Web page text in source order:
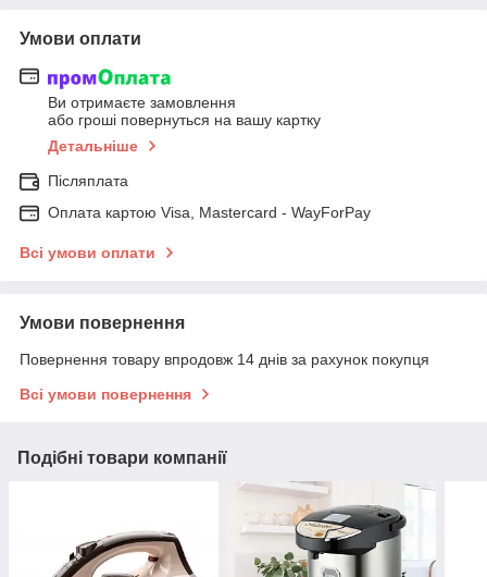
Умови оплати
Ви отримаєте замовлення
або гроші повернуться на вашу картку
Детальніше
Післяплата
Оплата картою Visa, Mastercard - WayForPay
Всі умови оплати
Умови повернення
Повернення товару впродовж 14 днів за рахунок покупця
Всі умови повернення
Подібні товари компанії